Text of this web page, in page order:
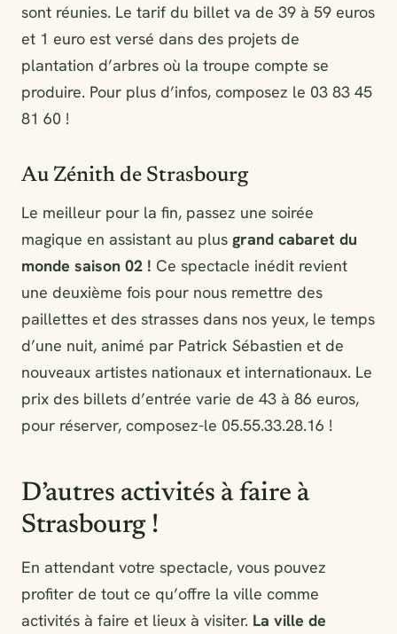
sont réunies. Le tarif du billet va de 39 à 59 euros
et 1 euro est versé dans des projets de
plantation d’arbres où la troupe compte se
produire. Pour plus d’infos, composez le 03 83 45
81 60 !
Au Zénith de Strasbourg
Le meilleur pour la fin, passez une soirée
magique en assistant au plus grand cabaret du
monde saison 02 ! Ce spectacle inédit revient
une deuxième fois pour nous remettre des
paillettes et des strasses dans nos yeux, le temps
d’une nuit, animé par Patrick Sébastien et de
nouveaux artistes nationaux et internationaux. Le
prix des billets d’entrée varie de 43 à 86 euros,
pour réserver, composez-le 05.55.33.28.16 !
D’autres activités à faire à
Strasbourg !
En attendant votre spectacle, vous pouvez
profiter de tout ce qu’offre la ville comme
activités à faire et lieux à visiter. La ville de